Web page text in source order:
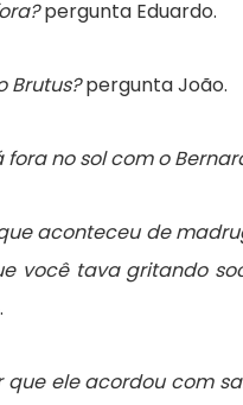
pergunta Eduardo.
Brutus?pergunta João.
no sol com o
aconteceu de
você tava gritando
que ele acordou com